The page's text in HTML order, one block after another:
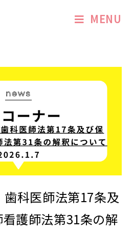
MENU
科医師法第17条及
護師法第31条の解